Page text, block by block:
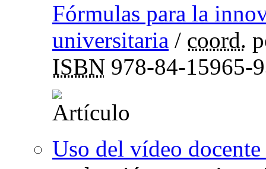
Fórmulas para la
universitaria / coord.
ISBN 978-84-15965-
Uso del vídeo